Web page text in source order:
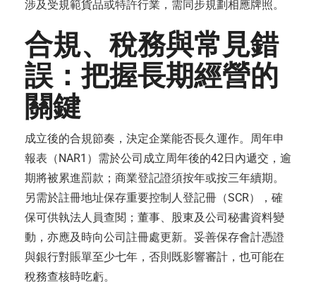
涉及受規範貨品或特許行業，需同步規劃相應牌照。
合規、稅務與常見錯
誤：把握長期經營的
關鍵
成立後的合規節奏，決定企業能否長久運作。周年申
報表（NAR1）需於公司成立周年後的42日內遞交，逾
期將被累進罰款；商業登記證須按年或按三年續期。
另需於註冊地址保存重要控制人登記冊（SCR），確
保可供執法人員查閱；董事、股東及公司秘書資料變
動，亦應及時向公司註冊處更新。妥善保存會計憑證
與銀行對賬單至少七年，否則既影響審計，也可能在
稅務查核時吃虧。